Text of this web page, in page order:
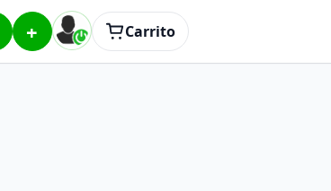
+ Carrito
– Nvidia (Desktop / Server) – extraído de PC